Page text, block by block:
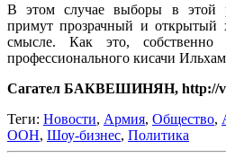
В этом случае выборы в этой
примут прозрачный и открытый
смысле. Как это,
профессионального кисачи
Сагател БАКВЕШИНЯН, http://
Теги: Новости, Армия, Общество,
ООН, Шоу-бизнес, Политика